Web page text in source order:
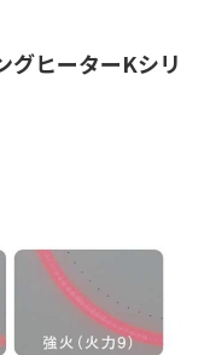
グヒーターKシリ